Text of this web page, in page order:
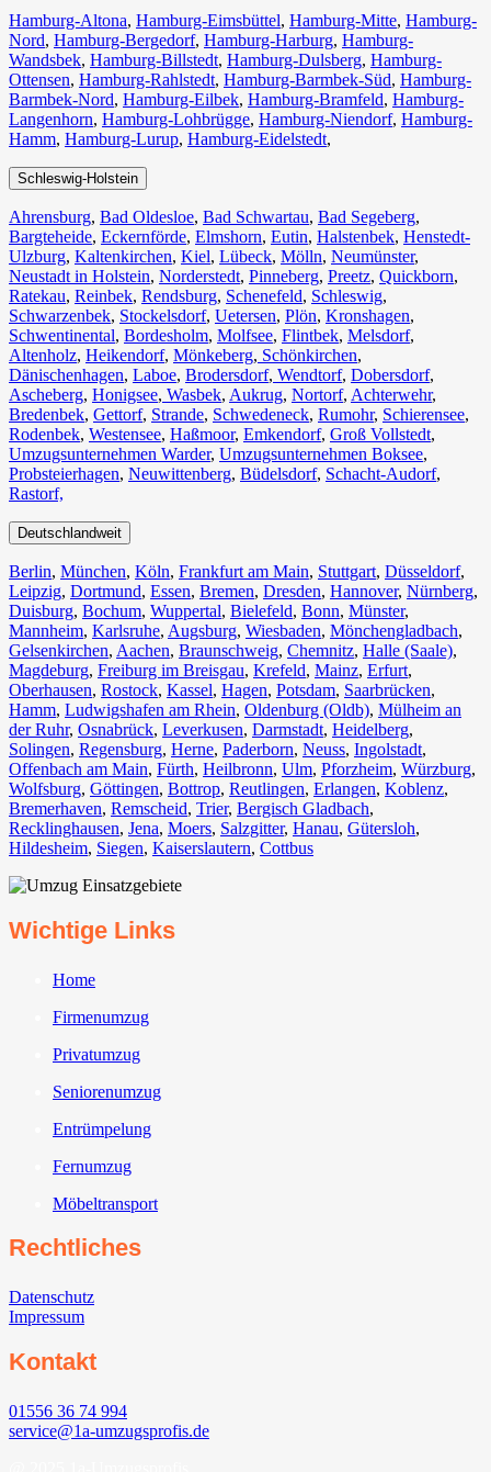
Hamburg-Altona, Hamburg-Eimsbüttel, Hamburg-Mitte, Hamburg-
Nord, Hamburg-Bergedorf, Hamburg-Harburg, Hamburg-
Wandsbek, Hamburg-Billstedt, Hamburg-Dulsberg, Hamburg-
Ottensen, Hamburg-Rahlstedt, Hamburg-Barmbek-Süd, Hamburg-
Barmbek-Nord, Hamburg-Eilbek, Hamburg-Bramfeld, Hamburg-
Langenhorn, Hamburg-Lohbrügge, Hamburg-Niendorf, Hamburg-
Hamm, Hamburg-Lurup, Hamburg-Eidelstedt,
Schleswig-Holstein
Ahrensburg, Bad Oldesloe, Bad Schwartau, Bad Segeberg,
Bargteheide, Eckernförde, Elmshorn, Eutin, Halstenbek, Henstedt-
Ulzburg, Kaltenkirchen, Kiel, Lübeck, Mölln, Neumünster,
Neustadt in Holstein, Norderstedt, Pinneberg, Preetz, Quickborn,
Ratekau, Reinbek, Rendsburg, Schenefeld, Schleswig,
Schwarzenbek, Stockelsdorf, Uetersen, Plön, Kronshagen,
Schwentinental, Bordesholm, Molfsee, Flintbek, Melsdorf,
Altenholz, Heikendorf, Mönkeberg, Schönkirchen,
Dänischenhagen, Laboe, Brodersdorf, Wendtorf, Dobersdorf,
Ascheberg, Honigsee, Wasbek, Aukrug, Nortorf, Achterwehr,
Bredenbek, Gettorf, Strande, Schwedeneck, Rumohr, Schierensee,
Rodenbek, Westensee, Haßmoor, Emkendorf, Groß Vollstedt,
Umzugsunternehmen Warder, Umzugsunternehmen Boksee,
Probsteierhagen, Neuwittenberg, Büdelsdorf, Schacht-Audorf,
Rastorf,
Deutschlandweit
Berlin⁠, München, Köln⁠, Frankfurt am Main, Stuttgart, Düsseldorf,
Leipzig, Dortmund, Essen, Bremen, Dresden, Hannover, Nürnberg,
Duisburg⁠, Bochum, Wuppertal⁠, Bielefeld⁠, Bonn⁠, Münster⁠,
Mannheim, Karlsruhe, Augsburg, Wiesbaden⁠, Mönchengladbach⁠,
Gelsenkirchen⁠, Aachen⁠, Braunschweig, Chemnitz⁠, Halle (Saale)⁠,
Magdeburg, Freiburg im Breisgau⁠, Krefeld⁠, Mainz⁠, Erfurt,
Oberhausen⁠, Rostock⁠, Kassel⁠, Hagen, Potsdam, Saarbrücken⁠,
Hamm, Ludwigshafen am Rhein⁠, Oldenburg (Oldb), Mülheim an
der Ruhr, Osnabrück⁠, Leverkusen, Darmstadt⁠, Heidelberg,
Solingen, Regensburg, Herne⁠, Paderborn, Neuss, Ingolstadt,
Offenbach am Main, Fürth⁠, Heilbronn, Ulm⁠, Pforzheim, Würzburg,
Wolfsburg⁠, Göttingen, Bottrop, Reutlingen, Erlangen⁠, Koblenz,
Bremerhaven⁠, Remscheid, Trier⁠, Bergisch Gladbach,
Recklinghausen, Jena⁠, Moers⁠, Salzgitter⁠, Hanau, Gütersloh,
Hildesheim⁠, Siegen⁠, Kaiserslautern⁠, Cottbus⁠
Wichtige Links
Home
Firmenumzug
Privatumzug
Seniorenumzug
Entrümpelung
Fernumzug
Möbeltransport
Rechtliches
Datenschutz
Impressum
Kontakt
01556 36 74 994
service@1a-umzugsprofis.de